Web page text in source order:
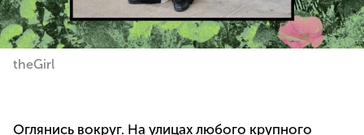
theGirl
Оглянись вокруг. На улицах любого крупного